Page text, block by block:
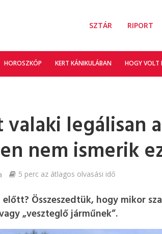
SZTÁR RIPORT
HOROSZKÓP KERT KÁNIKULÁBAN HOGY VOLT
legálisan
nem ismerik
5 perc az átlagos olvasási idő
Összeszedtük, hogy mikor
„veszteglő járműnek”.